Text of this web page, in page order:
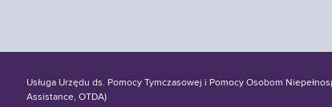
Usługa Urzędu ds. Pomocy Tymczasowej i Pomocy Osobom
Assistance, OTDA)